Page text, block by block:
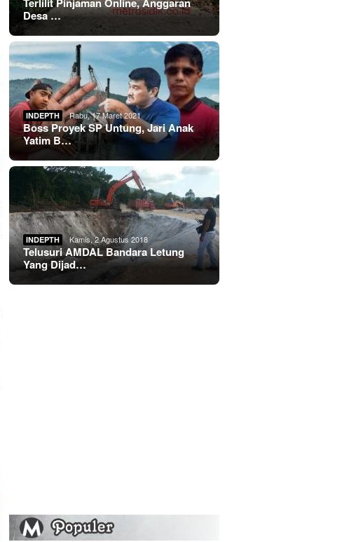
Desa …
INDEPTH Rabu, 17 Maret 2021
Boss Proyek SP Untung, Jari Anak
Yatim B…
INDEPTH Kamis, 2 Agustus 2018
Telusuri AMDAL Bandara Letung
Yang Dijad…